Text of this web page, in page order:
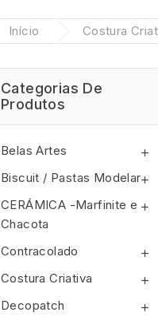
Início Costura
Categorias De
Produtos
Belas Artes 
Biscuit / Pastas Modelar
CERÁMICA -Marfinite e
Chacota

Contracolado 
Costura Criativa 
Decopatch 